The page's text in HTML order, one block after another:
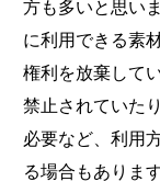
方も多いと思い
に利用できる素
権利を放棄して
禁止されていた
必要など、利用
る場合もありま